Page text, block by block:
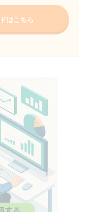
はこちら